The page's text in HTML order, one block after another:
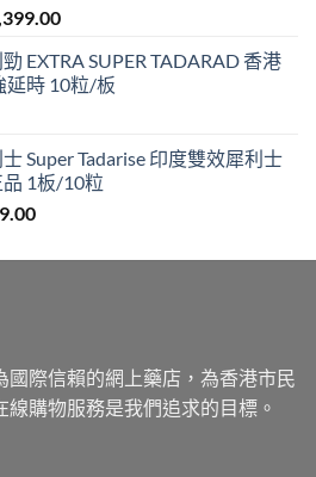
Price
$399.00
through
EXTRA SUPER TADARAD 香港
延時 10粒/板
Super Tadarise 印度雙效犀利士
1板/10粒
Current
is:
國際信賴的網上藥店，為香港市民
購物服務是我們追求的目標。